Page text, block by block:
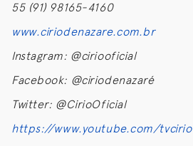
55 (91) 98165-4160
www.ciriodenazare.com.br
Instagram: @ciriooficial
Facebook: @ciriodenazaré
Twitter: @CirioOficial
https://www.youtube.com/tvcirio